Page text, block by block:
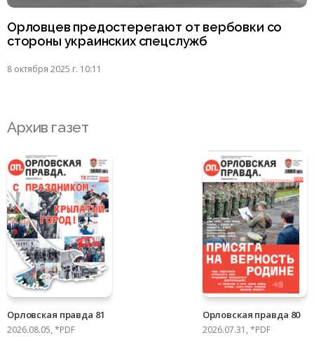
Орловцев предостерегают от вербовки со
стороны украинских спецслужб
8 октября 2025 г. 10:11
Архив газет
Орловская правда 81
2026.08.05, *PDF
Орловская правда 80
2026.07.31, *PDF